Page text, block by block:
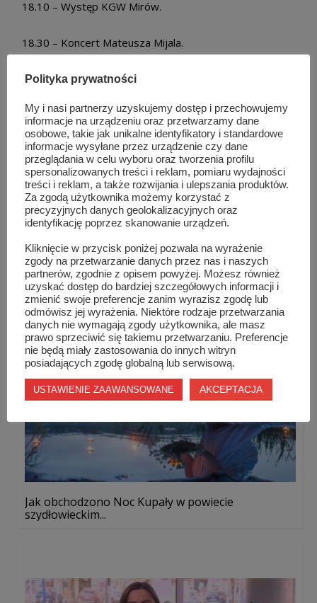
18.10 – Występ KGW Mirów.
18.30 – Koncert Mateusza Mijala.
19.30 – Koncert zespołu Łukash.
20.45 – Koncert zespołu Playboys.
22.00 – Koncert Mariusza Sobczyka.
TAG LIST DOŻYNKI MIRÓW
Podobne wpisy
Jak obchodzono Noc Kupały w powiecie
szydłowieckim...
Polityka prywatności
My i nasi partnerzy uzyskujemy dostęp i przechowujemy
informacje na urządzeniu oraz przetwarzamy dane
osobowe, takie jak unikalne identyfikatory i standardowe
informacje wysyłane przez urządzenie czy dane
przeglądania w celu wyboru oraz tworzenia profilu
spersonalizowanych treści i reklam, pomiaru wydajności
treści i reklam, a także rozwijania i ulepszania produktów.
Za zgodą użytkownika możemy korzystać z
precyzyjnych danych geolokalizacyjnych oraz
identyfikację poprzez skanowanie urządzeń.
Kliknięcie w przycisk poniżej pozwala na wyrażenie
zgody na przetwarzanie danych przez nas i naszych
partnerów, zgodnie z opisem powyżej. Możesz również
uzyskać dostęp do bardziej szczegółowych informacji i
zmienić swoje preferencje zanim wyrazisz zgodę lub
odmówisz jej wyrażenia. Niektóre rodzaje przetwarzania
danych nie wymagają zgody użytkownika, ale masz
prawo sprzeciwić się takiemu przetwarzaniu. Preferencje
nie będą miały zastosowania do innych witryn
posiadających zgodę globalną lub serwisową.
USTAWIENIE ZAAWANSOWANE AKCEPTACJA